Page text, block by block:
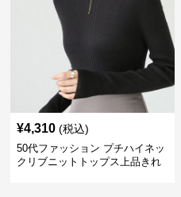
¥4,310 (税込)
50代ファッション プチハイネッ
クリブニットトップス上品きれ